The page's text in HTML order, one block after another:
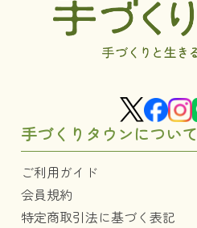
手づくりタウンについて
ご利用ガイド
会員規約
特定商取引法に基づく表記